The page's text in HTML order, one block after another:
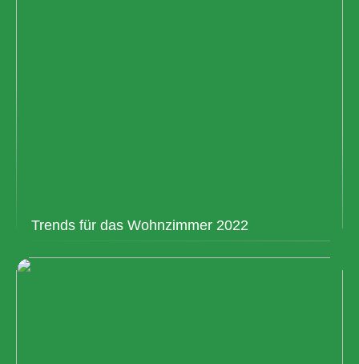
Trends für das Wohnzimmer 2022